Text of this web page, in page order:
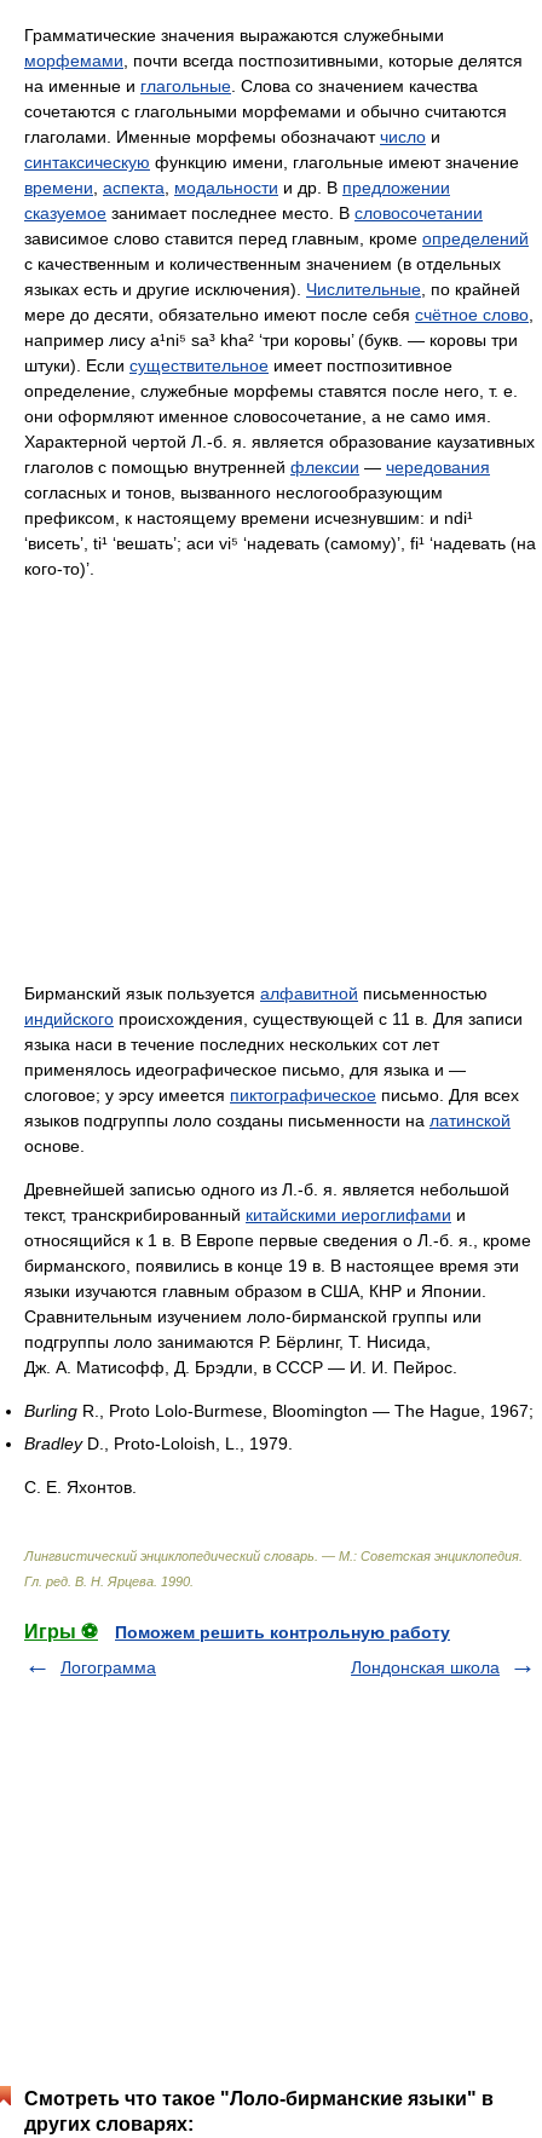
Грамматические значения выражаются служебными
морфемами , почти всегда постпозитивными, которые делятся
на именные и глагольные . Слова со значением качества
сочетаются с глагольными морфемами и обычно считаются
глаголами. Именные морфемы обозначаютчисло и
синтаксическую функцию имени, глагольные имеют значение
времени аспекта модальности и др. В предложении
сказуемое занимает последнее место. В словосочетании
зависимое слово ставится перед главным, кроме определений
с качественным и количественным значением (в отдельных
языках есть и другие исключения). Числительные , по крайней
мере до десяти, обязательно имеют после себя счётное слово
например лису a¹ni⁵ sa³ kha² ‘три коровы’ (букв. — коровы три
штуки). Если существительное имеет постпозитивное
определение, служебные морфемы ставятся после него, т. е.
они оформляют именное словосочетание, а не само имя.
Характерной чертой Л.‑б. я. является образование каузативных
глаголов с помощью внутренней флексии — чередования
согласных и тонов, вызванного неслогообразующим
префиксом, к настоящему времени исчезнувшим: и ndi¹
‘висеть’, ti¹ ‘вешать’; аси vi⁵ ‘надевать (самому)’, fi¹ ‘надевать (на
кого-то)’.
Бирманский язык пользуется алфавитной письменностью
индийского происхождения, существующей с 11 в. Для записи
языка наси в течение последних нескольких сот лет
применялось идеографическое письмо, для языка и —
слоговое; у эрсу имеется пиктографическое письмо. Для всех
языков подгруппы лоло созданы письменности на латинской
основе.
Древнейшей записью одного из Л.‑б. я. является небольшой
текст, транскрибированный китайскими иероглифами и
относящийся к 1 в. В Европе первые сведения о Л.‑б. я., кроме
бирманского, появились в конце 19 в. В настоящее время эти
языки изучаются главным образом в США, КНР и Японии.
Сравнительным изучением лоло-бирманской группы или
подгруппы лоло занимаются Р. Бёрлинг, Т. Нисида,
Дж. А. Матисофф, Д. Брэдли, в СССР — И. И. Пейрос.
Burling R., Proto Lolo-Burmese, Bloomington — The Hague, 1967;
Bradley D., Proto-Loloish, L., 1979.
С. Е. Яхонтов.
Лингвистический энциклопедический словарь. — М.: Советская энциклопедия
Гл. ред. В. Н. Ярцева 1990
Игры ⚽
Поможем решить контрольную работу
Логограмма
Лондонская школа
Смотреть что такое "Лоло-бирманские языки" в
других словарях: